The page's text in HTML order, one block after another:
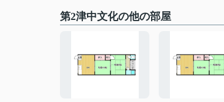
第2津中文化の他の部屋